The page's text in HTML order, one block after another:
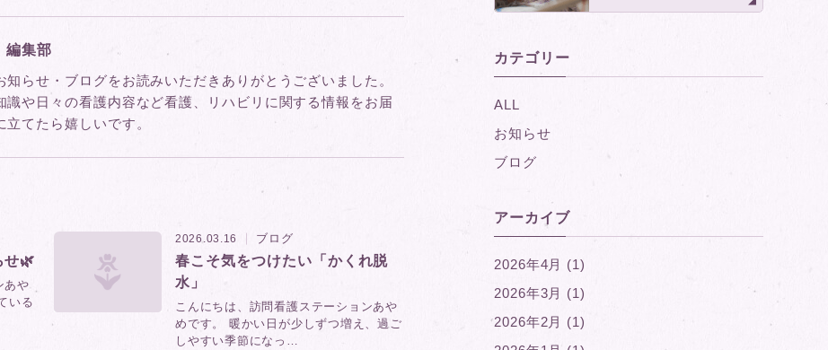
編集部
らせ・ブログをお読みいただきありがとうございました。
識や日々の看護内容など看護、リハビリに関する情報をお届
てたら嬉しいです。
せ🌿
あや
いる
2026.03.16 ブログ
春こそ気をつけたい「かくれ脱
水」
こんにちは、訪問看護ステーションあや
めです。 暖かい日が少しずつ増え、過ご
しやすい季節になっ…
カテゴリー
ALL
お知らせ
ブログ
アーカイブ
2026年4月 (1)
2026年3月 (1)
2026年2月 (1)